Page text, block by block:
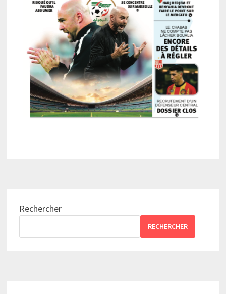
Rechercher
RECHERCHER